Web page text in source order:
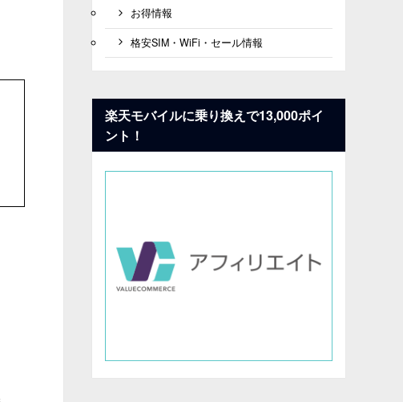
お得情報
格安SIM・WiFi・セール情報
楽天モバイルに乗り換えで13,000ポイ
ント！